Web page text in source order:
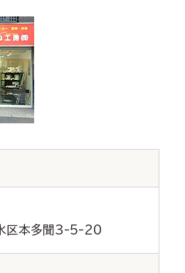
区本多聞3-5-20